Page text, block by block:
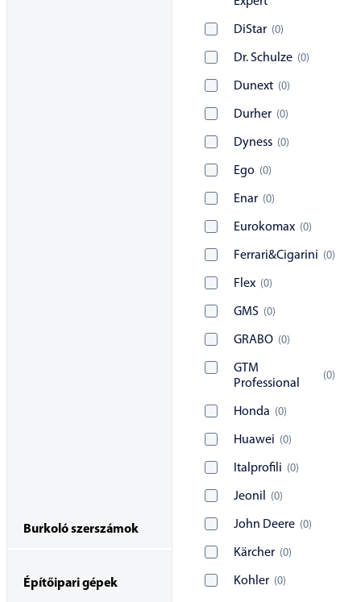
DiStar (0)
Dr. Schulze (0)
Dunext (0)
Durher (0)
Dyness (0)
Ego (0)
Enar (0)
Eurokomax (0)
Ferrari&Cigarini (0)
Flex (0)
GMS (0)
GRABO (0)
GTM
Professional
(0)
Honda (0)
Huawei (0)
Italprofili (0)
Jeonil (0)
John Deere (0)
Kärcher (0)
Kohler (0)
Burkoló szerszámok
Építőipari gépek